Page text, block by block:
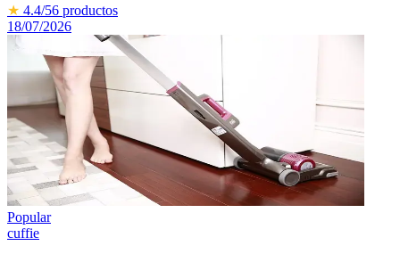
★ 4.4/56 productos
18/07/2026
Popular
cuffie